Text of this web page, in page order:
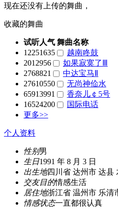
现在还没有上传的舞曲，
收藏的舞曲
试听人气 舞曲名称
12251635
越南咚鼓
2012956
如果寂寞了Ⅲ
2768821
中达宝马Ⅱ
27610550
无尚神佡水
65913991
香奈儿￠5号
16524200
国际电话
更多>>
个人资料
性别男
生日1991 年 8 月 3 日
出生地四川省 达州市 达县
交友目的情感生活
居住地浙江省 温州市 乐清
情感状态一直都很认真